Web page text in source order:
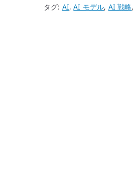
タグ: AI,AI モデル, AI 戦略,